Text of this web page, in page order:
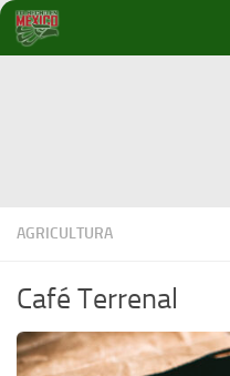
Debajo del contenido
AGRICULTURA
Café Terrenal